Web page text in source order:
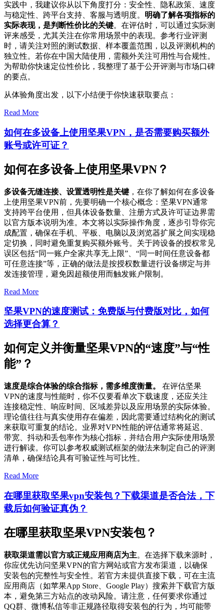
实践中，我建议你从以下角度打分：安全性、隐私政策、速度
与稳定性、跨平台支持、客服与透明度。 明确了解各项指标的
实际表现，是判断性价比的关键。在评估时，可以通过实际测
评来感受，尤其关注在你常用场景中的表现。参考行业评测
时，请关注对照的测试数据、样本覆盖范围，以及评测机构的
独立性。若你在中国大陆使用，需额外关注可用性与合规性。
为帮助你快速定位性价比，我整理了基于公开评测与市场口碑
的要点。
从体验角度出发，以下小结便于你快速获取要点：
Read More
如何在多设备上使用坚果VPN，是否需要购买额外
账号或许可证？
如何在多设备上使用坚果VPN？
多设备无缝连接、设置透明性是关键 ，在你了解如何在多设备
上使用坚果VPN前，先要明确一个核心概念：坚果VPN通常
支持跨平台使用，但具体设备数量、注册方式及许可证边界需
以官方版本说明为准。本文将以实际操作角度，逐步引导你完
成配置，确保在手机、平板、电脑以及浏览器扩展之间实现稳
定切换，同时避免重复购买额外账号。关于跨设备的授权常见
误区包括“同一账户全家共享无上限”、“同一时间任意设备都
可任意连接”等，正确的做法是按授权数量进行设备绑定与并
发连接管理，避免因超额使用而触发账户限制。
Read More
坚果VPN的速度测试：免费版与付费版对比，如何
选择更合算？
如何定义并衡量坚果VPN的“速度”与“性
能”？
速度是综合体验的综合指标，需多维度衡量。
在评估坚果
VPN的速度与性能时，你不仅要看单次下载速度，还应关注
连接稳定性、响应时间、区域差异以及应用场景的实际体验。
理论值往往与真实使用存在偏差，因此需要通过结构化的测试
来获取可重复的结论。业界对VPN性能的评估通常将延迟、
带宽、抖动和丢包率作为核心指标，并结合用户实际使用场景
进行解读。你可以参考权威测试框架的做法来制定自己的评测
清单，确保结论具有可验证性与可比性。
Read More
在哪里获取坚果vpn安装包？下载渠道是否合法，下
载后如何验证真伪？
在哪里获取坚果VPN安装包？
获取渠道需以官方或正规应用商店为主。在选择下载来源时，
你应优先访问坚果VPN的官方网站或官方发布渠道，以确保
安装包的完整性与安全性。若官方未提供直接下载，可在主流
应用商店（如苹果App Store、Google Play）搜索并下载官方版
本，避免第三方站点的改动风险。请注意，任何要求你通过
QQ群、微博私信等非正规路径取得安装包的行为，均可能带